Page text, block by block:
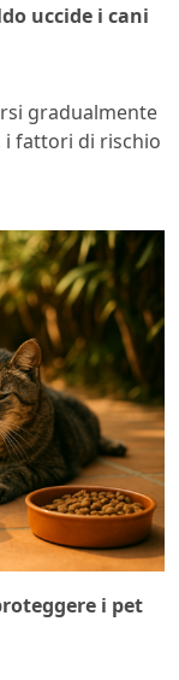
uccide i cani
gradualmente
i fattori di rischio
i pet